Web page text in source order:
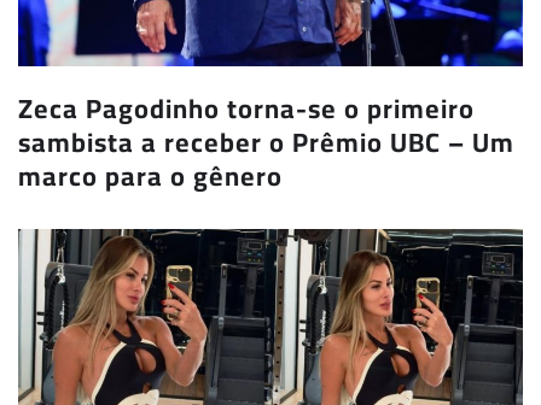
Zeca Pagodinho torna-se o primeiro
sambista a receber o Prêmio UBC – Um
marco para o gênero